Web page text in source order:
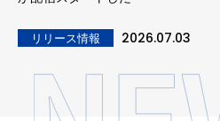
リリース情報 2026.07.03